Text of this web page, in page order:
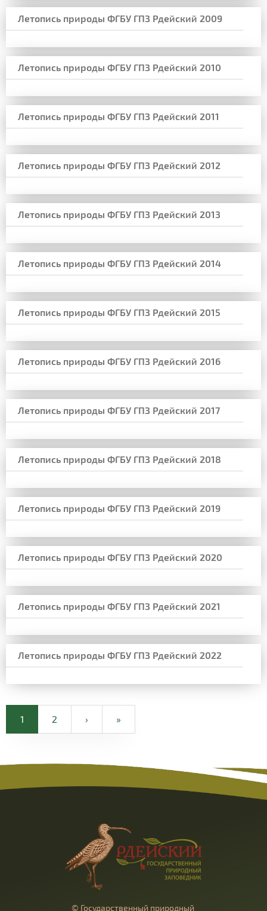
Летопись природы ФГБУ ГПЗ Рдейский 2009
Летопись природы ФГБУ ГПЗ Рдейский 2010
Летопись природы ФГБУ ГПЗ Рдейский 2011
Летопись природы ФГБУ ГПЗ Рдейский 2012
Летопись природы ФГБУ ГПЗ Рдейский 2013
Летопись природы ФГБУ ГПЗ Рдейский 2014
Летопись природы ФГБУ ГПЗ Рдейский 2015
Летопись природы ФГБУ ГПЗ Рдейский 2016
Летопись природы ФГБУ ГПЗ Рдейский 2017
Летопись природы ФГБУ ГПЗ Рдейский 2018
Летопись природы ФГБУ ГПЗ Рдейский 2019
Летопись природы ФГБУ ГПЗ Рдейский 2020
Летопись природы ФГБУ ГПЗ Рдейский 2021
Летопись природы ФГБУ ГПЗ Рдейский 2022
1 2 › »
© Государственный природный